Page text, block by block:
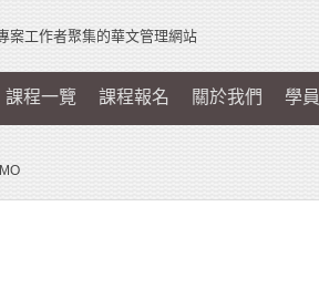
案工作者聚集的華文管理網站
課程一覽 課程報名 關於我們 學